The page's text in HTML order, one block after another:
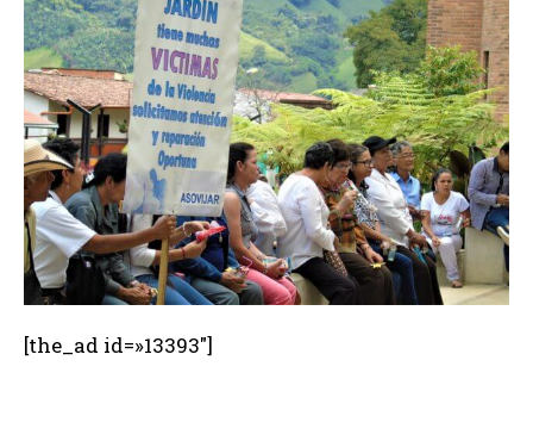
[the_ad id=»13393″]